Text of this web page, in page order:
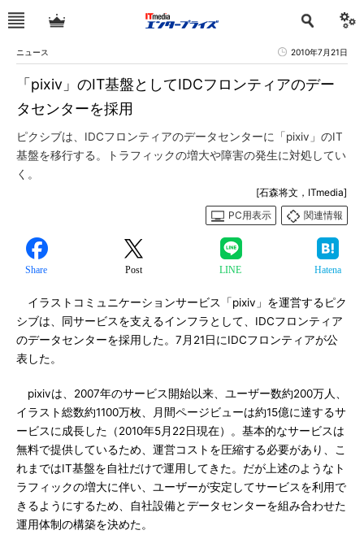
ニュース 2010年7月21日
「pixiv」のIT基盤としてIDCフロンティアのデー
タセンターを採用
ピクシブは、IDCフロンティアのデータセンターに「pixiv」のIT
基盤を移行する。トラフィックの増大や障害の発生に対処してい
く。
[石森将文，ITmedia]
PC用表示
関連情報
Share Post LINE Hatena
イラストコミュニケーションサービス「pixiv」を運営するピク
シブは、同サービスを支えるインフラとして、IDCフロンティア
のデータセンターを採用した。7月21日にIDCフロンティアが公
表した。
pixivは、2007年のサービス開始以来、ユーザー数約200万人、
イラスト総数約1100万枚、月間ページビューは約15億に達するサ
ービスに成長した（2010年5月22日現在）。基本的なサービスは
無料で提供しているため、運営コストを圧縮する必要があり、こ
れまではIT基盤を自社だけで運用してきた。だが上述のようなト
ラフィックの増大に伴い、ユーザーが安定してサービスを利用で
きるようにするため、自社設備とデータセンターを組み合わせた
運用体制の構築を決めた。